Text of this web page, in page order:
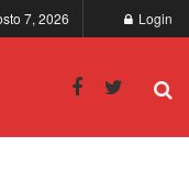
7, 2026 Login